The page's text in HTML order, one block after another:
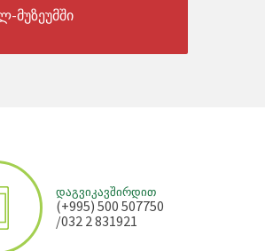
მუზეუმში
ᲓᲐᲒᲕᲘᲙᲐᲕᲨᲘᲠᲓᲘᲗ
(+995) 500 507750
/032 2 831921